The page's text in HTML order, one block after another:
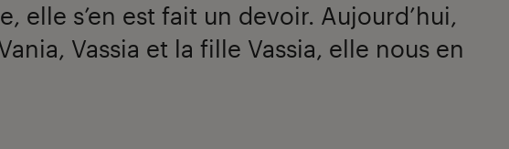
elle s’en est fait un devoir. Aujourd’hui,
Vassia et la fille Vassia, elle nous en